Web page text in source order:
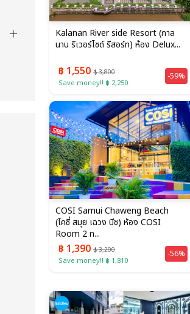
Kalanan River side Resort (กาล
นาน ริเวอร์ไซด์ รีสอร์ท) ห้อง Delux...
฿ 1,550 ฿ 3,800
Save money!! ฿ 2,250
-59%
COSI Samui Chaweng Beach
(โคซี่ สมุย เฉวง บีช) ห้อง COSI
Room 2 ท...
฿ 1,390 ฿ 3,200
Save money!! ฿ 1,810
-56%